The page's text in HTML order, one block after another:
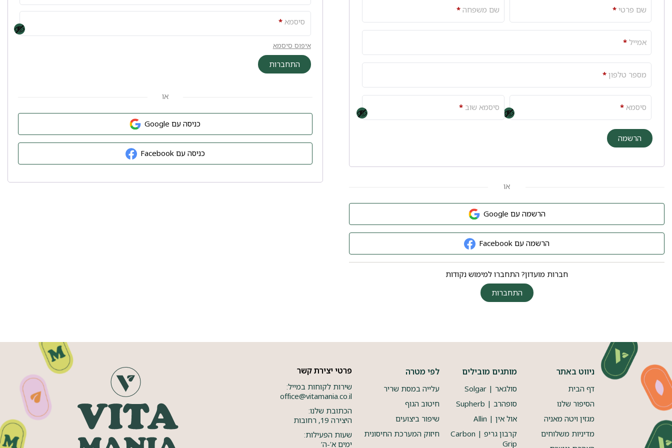
סיסמא*
איפוס סיסמא
התחברות
או
כניסה עם Google
כניסה עם Facebook
שם פרטי * שם משפחה*
אמייל *
מספר טלפון *
סיסמא * סיסמא שוב*
הרשמה
או
הרשמה עם Google
הרשמה עם Facebook
חברות מועדון? התחברו למימוש נקודות
התחברות
ניווט באתר
דף הבית
הסיפור שלנו
מגזין ויטה מאניה
מדיניות משלוחים
מותגים מובילים
סולגאר | Solgar
סופהרב | Supherb
אול אין | Allin
קרבון גריפ | Carbon
Grip
לפי מטרה
עלייה במסת שריר
חיטוב הגוף
שיפור ביצועים
חיזוק המערכת החיסונית
פרטי יצירת קשר
שירות לקוחות במייל:
office@vitamania.co.il
הכתובת שלנו:
היצירה 19, רחובות
שעות הפעילות:
ימים א’-ה’